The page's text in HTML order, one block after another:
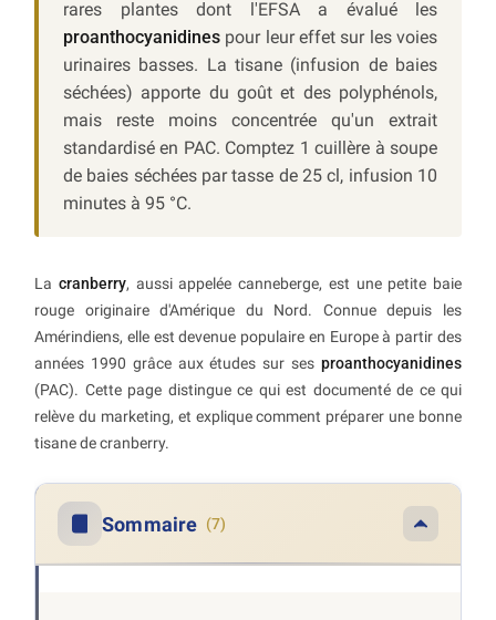
rares plantes dont l'EFSA a évalué les
proanthocyanidines pour leur effet sur les voies
urinaires basses. La tisane (infusion de baies
séchées) apporte du goût et des polyphénols,
mais reste moins concentrée qu'un extrait
standardisé en PAC. Comptez 1 cuillère à soupe
de baies séchées par tasse de 25 cl, infusion 10
minutes à 95 °C.
La cranberry, aussi appelée canneberge, est une petite baie
rouge originaire d'Amérique du Nord. Connue depuis les
Amérindiens, elle est devenue populaire en Europe à partir des
années 1990 grâce aux études sur ses proanthocyanidines
(PAC). Cette page distingue ce qui est documenté de ce qui
relève du marketing, et explique comment préparer une bonne
tisane de cranberry.
Sommaire (7)